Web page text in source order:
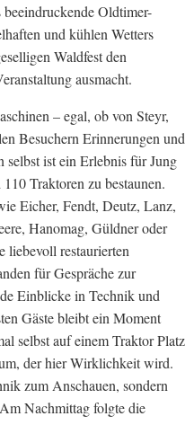
Oldtimer-
und kühlen Wetters
Waldfest den
ausmacht.
– egal, ob von Steyr,
Besuchern Erinnerungen und
ist ein Erlebnis für Jung
Traktoren zu bestaunen.
Eicher, Fendt, Deutz, Lanz,
Hanomag, Güldner oder
liebevoll restaurierten
für Gespräche zur
Einblicke in Technik und
Gäste bleibt ein Moment
selbst auf einem Traktor Platz
der hier Wirklichkeit wird.
zum Anschauen, sondern
Nachmittag folgte die